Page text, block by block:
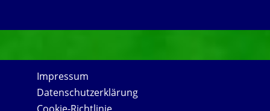
Impressum
Datenschutzerklärung
Cookie-Richtlinie